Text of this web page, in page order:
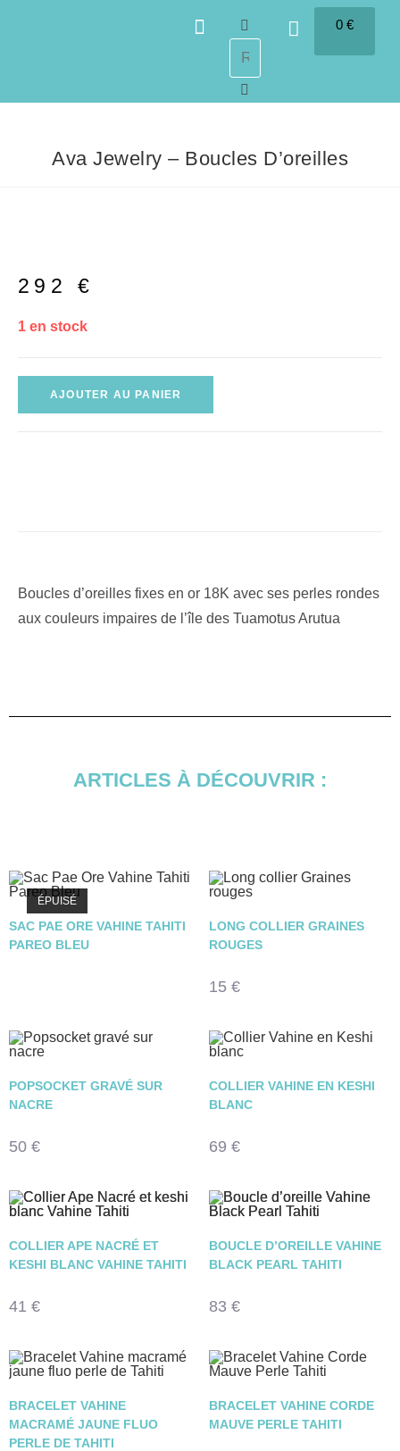
0€
Ava Jewelry – Boucles D’oreilles
292 €
1 en stock
AJOUTER AU PANIER
Boucles d’oreilles fixes en or 18K avec ses perles rondes
aux couleurs impaires de l’île des Tuamotus Arutua
ARTICLES À DÉCOUVRIR :
ÉPUISÉ
SAC PAE ORE VAHINE TAHITI
PAREO BLEU
LONG COLLIER GRAINES
ROUGES
15 €
POPSOCKET GRAVÉ SUR
NACRE
50 €
COLLIER VAHINE EN KESHI
BLANC
69 €
COLLIER APE NACRÉ ET
KESHI BLANC VAHINE TAHITI
41 €
BOUCLE D’OREILLE VAHINE
BLACK PEARL TAHITI
83 €
BRACELET VAHINE
MACRAMÉ JAUNE FLUO
PERLE DE TAHITI
BRACELET VAHINE CORDE
MAUVE PERLE TAHITI